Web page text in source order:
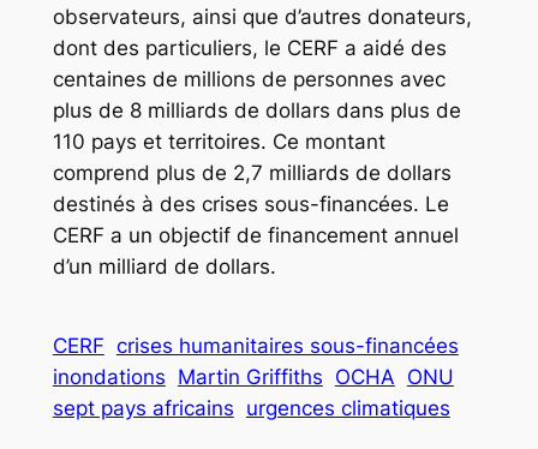
observateurs, ainsi que d’autres donateurs,
dont des particuliers, le CERF a aidé des
centaines de millions de personnes avec
plus de 8 milliards de dollars dans plus de
110 pays et territoires. Ce montant
comprend plus de 2,7 milliards de dollars
destinés à des crises sous-financées. Le
CERF a un objectif de financement annuel
d’un milliard de dollars.
CERF crises humanitaires sous-financées
inondations Martin Griffiths OCHA ONU
sept pays africains urgences climatiques